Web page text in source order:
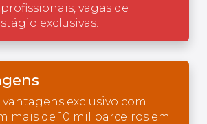
vagas de
exclusivas.
exclusivo com
mais de 10 mil parceiros em